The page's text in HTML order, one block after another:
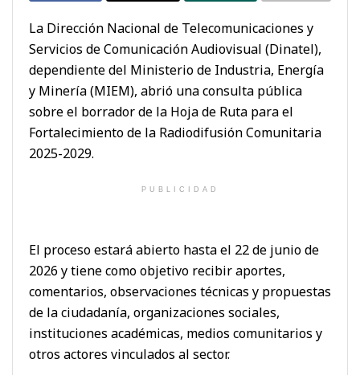
La Dirección Nacional de Telecomunicaciones y
Servicios de Comunicación Audiovisual (Dinatel),
dependiente del Ministerio de Industria, Energía
y Minería (MIEM), abrió una consulta pública
sobre el borrador de la Hoja de Ruta para el
Fortalecimiento de la Radiodifusión Comunitaria
2025-2029.
PUBLICIDAD
El proceso estará abierto hasta el 22 de junio de
2026 y tiene como objetivo recibir aportes,
comentarios, observaciones técnicas y propuestas
de la ciudadanía, organizaciones sociales,
instituciones académicas, medios comunitarios y
otros actores vinculados al sector.